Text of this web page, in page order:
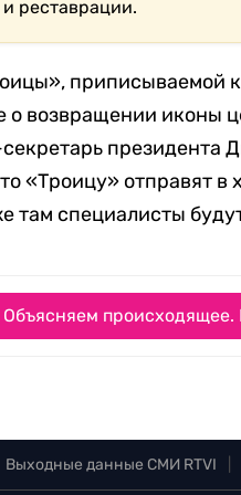
реставрации.
приписываемой
о возвращении иконы
президента
«Троицу» отправят в
там специалисты
Объясняем происходящее.
Выходные данные СМИ RTVI